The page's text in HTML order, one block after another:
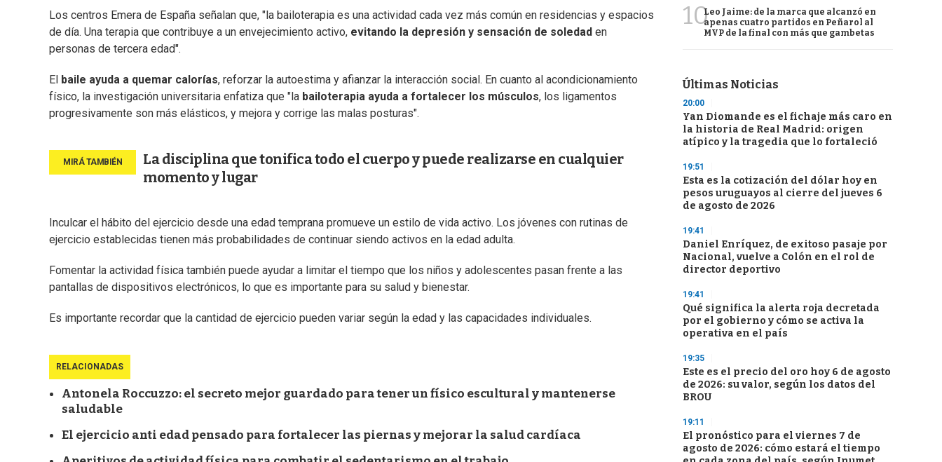
Los centros Emera de España señalan que, "la bailoterapia es una actividad cada vez más común en residencias y espacios
de día. Una terapia que contribuye a un envejecimiento activo, evitando la depresión y sensación de soledad en
personas de tercera edad".
El baile ayuda a quemar calorías, reforzar la autoestima y afianzar la interacción social. En cuanto al acondicionamiento
físico, la investigación universitaria enfatiza que "la bailoterapia ayuda a fortalecer los músculos, los ligamentos
progresivamente son más elásticos, y mejora y corrige las malas posturas".
La disciplina que tonifica todo el cuerpo y puede realizarse en cualquier
momento y lugar
Inculcar el hábito del ejercicio desde una edad temprana promueve un estilo de vida activo. Los jóvenes con rutinas de
ejercicio establecidas tienen más probabilidades de continuar siendo activos en la edad adulta.
Fomentar la actividad física también puede ayudar a limitar el tiempo que los niños y adolescentes pasan frente a las
pantallas de dispositivos electrónicos, lo que es importante para su salud y bienestar.
Es importante recordar que la cantidad de ejercicio pueden variar según la edad y las capacidades individuales.
RELACIONADAS
Antonela Roccuzzo: el secreto mejor guardado para tener un físico escultural y mantenerse
saludable
El ejercicio anti edad pensado para fortalecer las piernas y mejorar la salud cardíaca
10Leo Jaime: de la marca que alcanzó en
apenas cuatro partidos en Peñarol al
MVP de la final con más que gambetas
Últimas Noticias
20:00
Yan Diomande es el fichaje más caro en
la historia de Real Madrid: origen
atípico y la tragedia que lo fortaleció
19:51
Esta es la cotización del dólar hoy en
pesos uruguayos al cierre del jueves 6
de agosto de 2026
19:41
Daniel Enríquez, de exitoso pasaje por
Nacional, vuelve a Colón en el rol de
director deportivo
19:41
Qué significa la alerta roja decretada
por el gobierno y cómo se activa la
operativa en el país
19:35
Este es el precio del oro hoy 6 de agosto
de 2026: su valor, según los datos del
BROU
19:11
El pronóstico para el viernes 7 de
agosto de 2026: cómo estará el tiempo